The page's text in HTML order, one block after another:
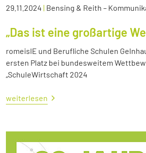
29.11.2024 | Bensing & Reith –
„Das ist eine großartige
romeisIE und Berufliche Schulen
ersten Platz bei bundesweitem
„SchuleWirtschaft 2024
weiterlesen